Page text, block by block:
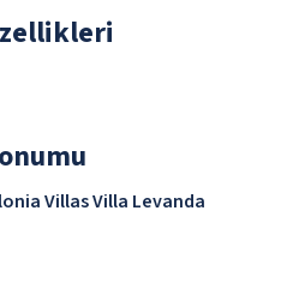
Villas Villa Levanda